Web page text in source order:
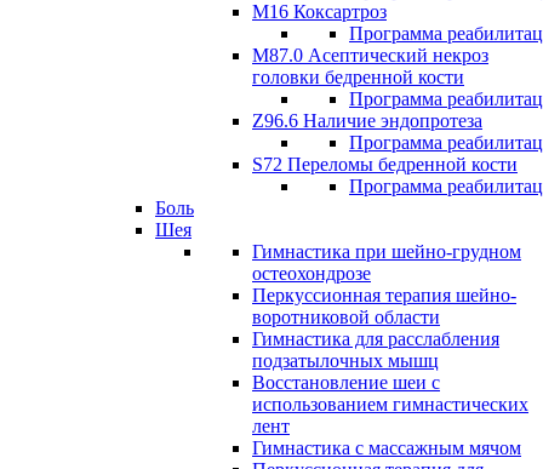
M16 Коксартроз
Программа
М87.0 Асептический некроз
головки бедренной кости
Программа
Z96.6 Наличие эндопротеза
Программа
S72 Переломы бедренной кости
Программа
Боль
Шея
Гимнастика при шейно-грудном
остеохондрозе
Перкуссионная терапия шейно-
воротниковой области
Гимнастика для расслабления
подзатылочных мышц
Восстановление шеи с
использованием гимнастических
лент
Гимнастика с массажным мячом